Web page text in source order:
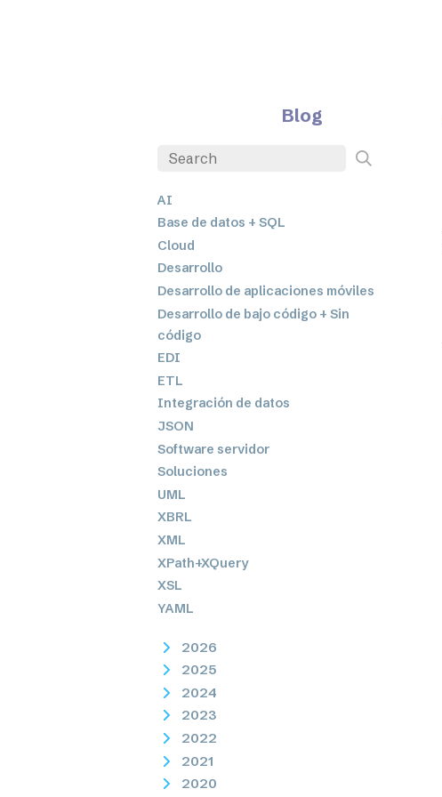
Blog
AI
Base de datos + SQL
Cloud
Desarrollo
Desarrollo de aplicaciones móviles
Desarrollo de bajo código + Sin
código
EDI
ETL
Integración de datos
JSON
Software servidor
Soluciones
UML
XBRL
XML
XPath+XQuery
XSL
YAML
2026
2025
2024
2023
2022
2021
2020